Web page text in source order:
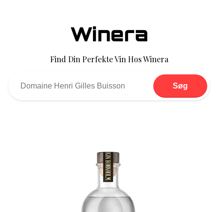
Winera
Find Din Perfekte Vin Hos Winera
Søg